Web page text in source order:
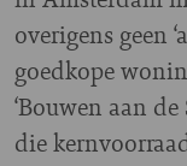
overigens geen
goedkope
‘Bouwen aan
die